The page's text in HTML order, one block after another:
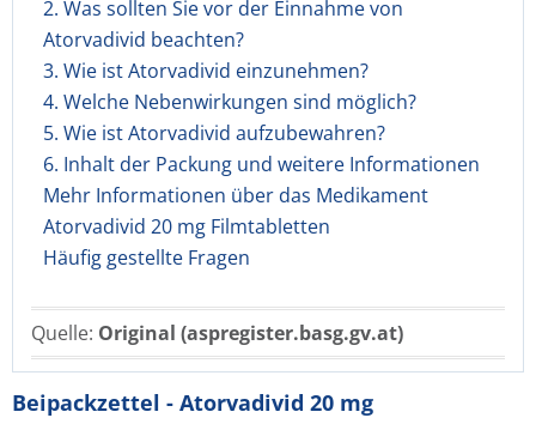
2. Was sollten Sie vor der Einnahme von
Atorvadivid beachten?
3. Wie ist Atorvadivid einzunehmen?
4. Welche Nebenwirkungen sind möglich?
5. Wie ist Atorvadivid aufzubewahren?
6. Inhalt der Packung und weitere Informationen
Mehr Informationen über das Medikament
Atorvadivid 20 mg Filmtabletten
Häufig gestellte Fragen
Quelle: Original (aspregister.basg.gv.at)
Beipackzettel - Atorvadivid 20 mg